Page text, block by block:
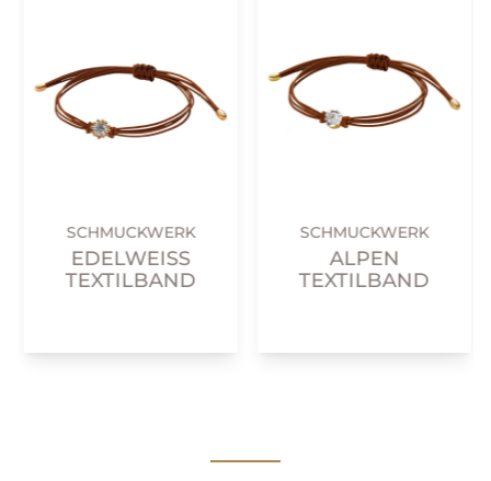
SCHMUCKWERK
EDELWEISS T
EXTILBAND
SCHMUCKWERK
ALPEN
TEXTILBAND